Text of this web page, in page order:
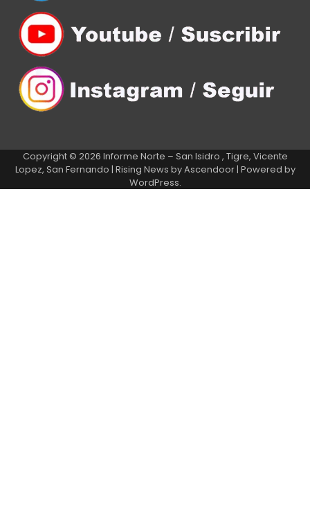
Copyright © 2026 Informe Norte – San Isidro , Tigre, Vicente
Lopez, San Fernando | Rising News byAscendoor| Powered by
WordPress.